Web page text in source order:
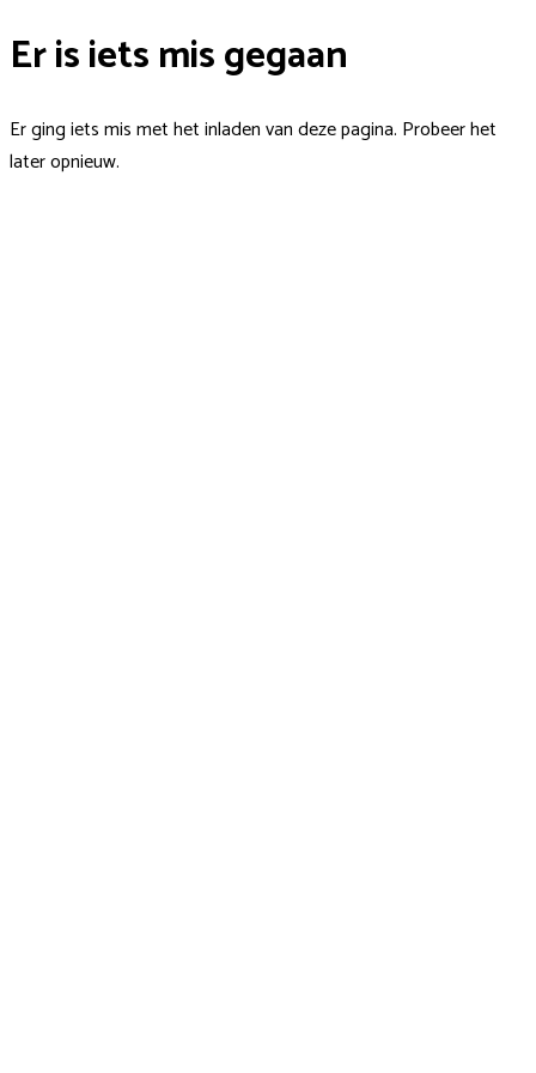
Er is iets mis gegaan
Er ging iets mis met het inladen van deze pagina. Probeer het
later opnieuw.